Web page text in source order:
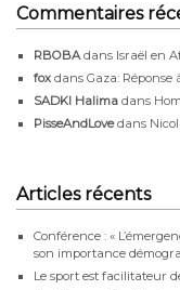
Commentaires
RBOBAdans Israël en
fox dans Gaza:
SADKI Halima dans
PisseAndLovedans
Articles récents
Conférence : «
son importance
Le sport est facilitateur